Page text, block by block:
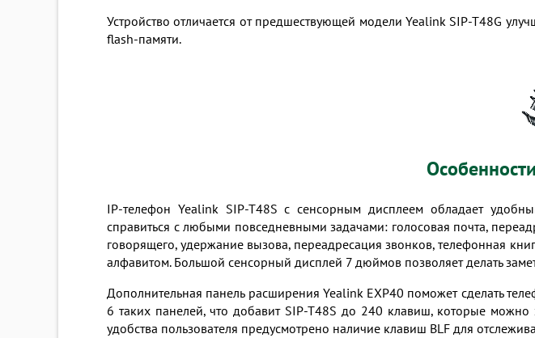
Устройство отличается от предшествующей модели Yealink SIP-T48G
flash-памяти.
IP-телефон Yealink SIP-T48S с сенсорным дисплеем обладает
справиться с любыми повседневными задачами: голосовая почта,
говорящего, удержание вызова, переадресация звонков, телефонная
алфавитом. Большой сенсорный дисплей 7 дюймов позволяет делать
Дополнительная панель расширения Yealink EXP40 поможет сделать
6 таких панелей, что добавит SIP-T48S до 240 клавиш, которые
удобства пользователя предусмотрено наличие клавиш BLF для